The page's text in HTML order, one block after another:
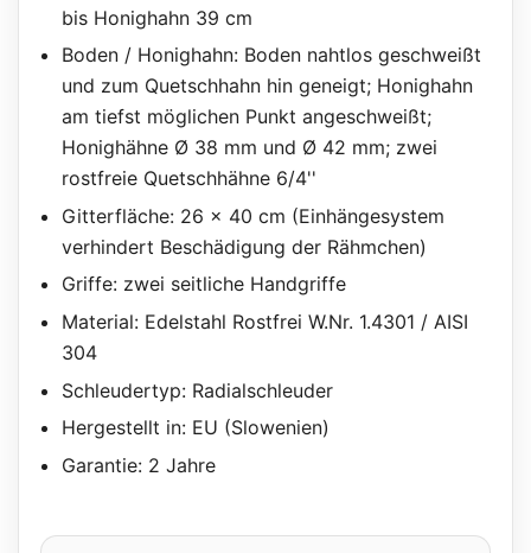
bis Honighahn 39 cm
Boden / Honighahn: Boden nahtlos geschweißt
und zum Quetschhahn hin geneigt; Honighahn
am tiefst möglichen Punkt angeschweißt;
Honighähne Ø 38 mm und Ø 42 mm; zwei
rostfreie Quetschhähne 6/4''
Gitterfläche: 26 x 40 cm (Einhängesystem
verhindert Beschädigung der Rähmchen)
Griffe: zwei seitliche Handgriffe
Material: Edelstahl Rostfrei W.Nr. 1.4301 / AISI
304
Schleudertyp: Radialschleuder
Hergestellt in: EU (Slowenien)
Garantie: 2 Jahre